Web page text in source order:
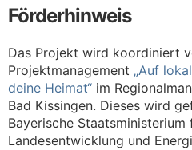
Förderhinweis
Das Projekt wird koordiniert
Projektmanagement „Auf
deine Heimat“ im
Bad Kissingen. Dieses wird
Bayerische
Landesentwicklung und